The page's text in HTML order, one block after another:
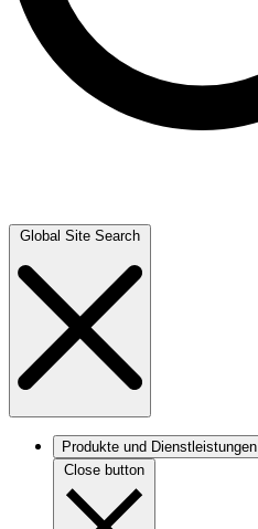
Global Site Search
Produkte und Dienstleistungen
Close button